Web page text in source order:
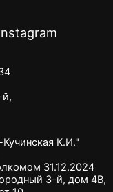
й,
К.И."
31.12.2024
3-й, дом 4В,